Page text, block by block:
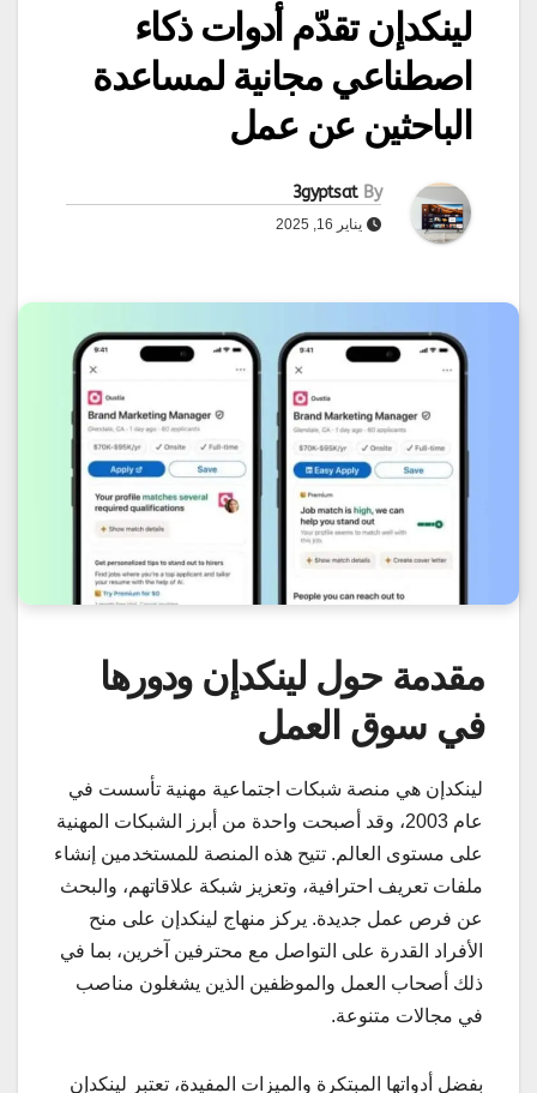
لينكدإن تقدّم أدوات ذكاء
اصطناعي مجانية لمساعدة
الباحثين عن عمل
By
3gyptsat
يناير 16, 2025
مقدمة حول لينكدإن ودورها
في سوق العمل
لينكدإن هي منصة شبكات اجتماعية مهنية تأسست في
عام 2003، وقد أصبحت واحدة من أبرز الشبكات المهنية
على مستوى العالم. تتيح هذه المنصة للمستخدمين إنشاء
ملفات تعريف احترافية، وتعزيز شبكة علاقاتهم، والبحث
عن فرص عمل جديدة. يركز منهاج لينكدإن على منح
الأفراد القدرة على التواصل مع محترفين آخرين، بما في
ذلك أصحاب العمل والموظفين الذين يشغلون مناصب
في مجالات متنوعة.
بفضل أدواتها المبتكرة والميزات المفيدة، تعتبر لينكدإن